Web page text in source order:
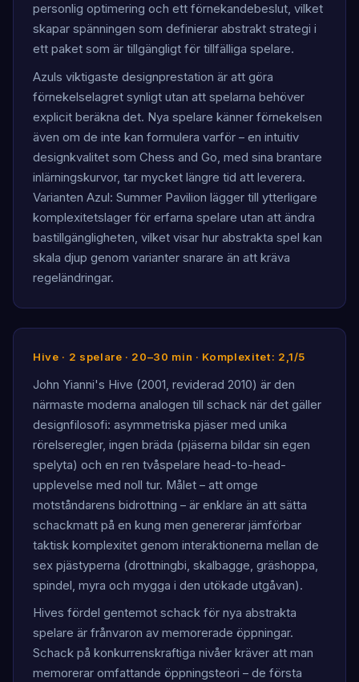
personlig optimering och ett förnekandebeslut, vilket
skapar spänningen som definierar abstrakt strategi i
ett paket som är tillgängligt för tillfälliga spelare.
Azuls viktigaste designprestation är att göra
förnekelselagret synligt utan att spelarna behöver
explicit beräkna det. Nya spelare känner förnekelsen
även om de inte kan formulera varför – en intuitiv
designkvalitet som Chess and Go, med sina brantare
inlärningskurvor, tar mycket längre tid att leverera.
Varianten Azul: Summer Pavilion lägger till ytterligare
komplexitetslager för erfarna spelare utan att ändra
bastillgängligheten, vilket visar hur abstrakta spel kan
skala djup genom varianter snarare än att kräva
regeländringar.
Hive · 2 spelare · 20–30 min · Komplexitet: 2,1/5
John Yianni's Hive (2001, reviderad 2010) är den
närmaste moderna analogen till schack när det gäller
designfilosofi: asymmetriska pjäser med unika
rörelseregler, ingen bräda (pjäserna bildar sin egen
spelyta) och en ren tvåspelare head-to-head-
upplevelse med noll tur. Målet – att omge
motståndarens bidrottning – är enklare än att sätta
schackmatt på en kung men genererar jämförbar
taktisk komplexitet genom interaktionerna mellan de
sex pjästyperna (drottningbi, skalbagge, gräshoppa,
spindel, myra och mygga i den utökade utgåvan).
Hives fördel gentemot schack för nya abstrakta
spelare är frånvaron av memorerade öppningar.
Schack på konkurrenskraftiga nivåer kräver att man
memorerar omfattande öppningsteori – de första